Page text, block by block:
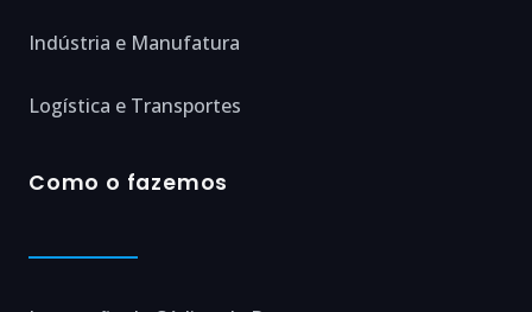
Indústria e Manufatura
Logística e Transportes
Como o fazemos